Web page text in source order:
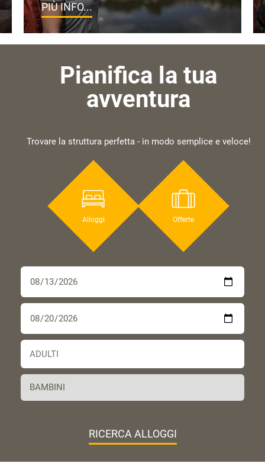
PIÙ INFO...
Pianifica la tua
avventura
Trovare la struttura perfetta - in modo semplice e veloce!
Alloggi Offerte
RICERCA ALLOGGI